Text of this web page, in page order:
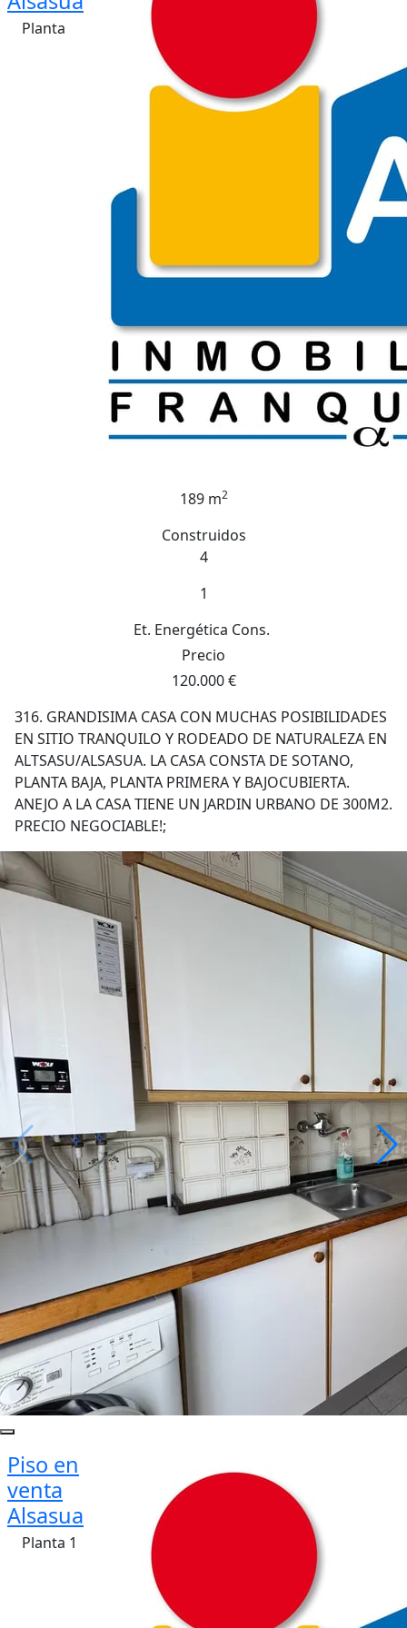
Planta
189 m2
Construidos
4
1
Et. Energética Cons.
Precio
120.000 €
316. GRANDISIMA CASA CON MUCHAS POSIBILIDADES
EN SITIO TRANQUILO Y RODEADO DE NATURALEZA EN
ALTSASU/ALSASUA. LA CASA CONSTA DE SOTANO,
PLANTA BAJA, PLANTA PRIMERA Y BAJOCUBIERTA.
ANEJO A LA CASA TIENE UN JARDIN URBANO DE 300M2.
PRECIO NEGOCIABLE!;
Piso en
venta
Alsasua
Planta 1